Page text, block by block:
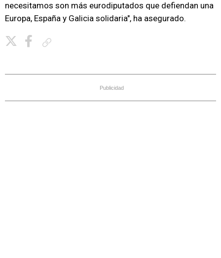
necesitamos son más eurodiputados que defiendan una
Europa, España y Galicia solidaria", ha asegurado.
Publicidad